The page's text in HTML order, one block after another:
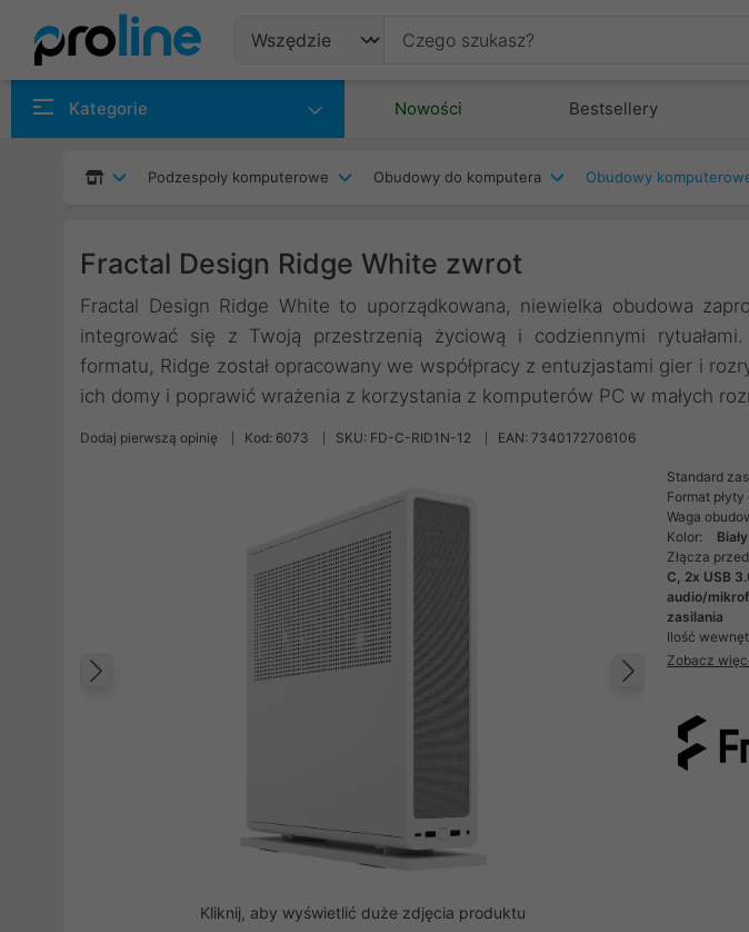
Kategorie Nowości Bestsellery
Podzespoły komputerowe Obudowy do komputera Obudowy
Fractal Design Ridge White zwrot
Fractal Design Ridge White to uporządkowana, niewielka obudowa
integrować się z Twoją przestrzenią życiową i codziennymi rytuałami.
formatu, Ridge został opracowany we współpracy z entuzjastami gier i
ich domy i poprawić wrażenia z korzystania z komputerów PC w małych
Dodaj pierwszą opinię Kod: 6073 SKU: FD-C-RID1N-12 EAN: 7340172706106
Poprzedni
Kliknij, aby wyświetlić duże zdjęcia produktu
Standard
Format płyty
Waga
Kolor:
Biały
Złącza
C, 2x USB
audio/
zasilania
Ilość
Zobacz